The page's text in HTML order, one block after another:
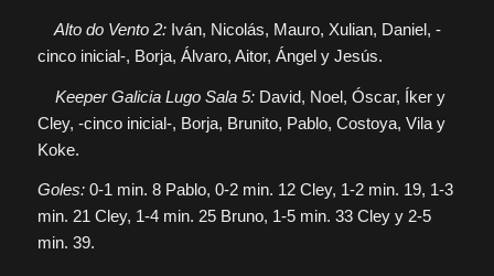
Alto do Vento 2: Iván, Nicolás, Mauro, Xulian, Daniel, -
cinco inicial-, Borja, Álvaro, Aitor, Ángel y Jesús.
Keeper Galicia Lugo Sala 5: David, Noel, Óscar, Íker y
Cley, -cinco inicial-, Borja, Brunito, Pablo, Costoya, Vila y
Koke.
Goles: 0-1 min. 8 Pablo, 0-2 min. 12 Cley, 1-2 min. 19, 1-3
min. 21 Cley, 1-4 min. 25 Bruno, 1-5 min. 33 Cley y 2-5
min. 39.